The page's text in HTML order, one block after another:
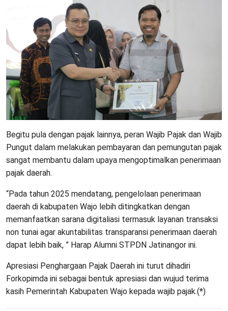
Begitu pula dengan pajak lainnya, peran Wajib Pajak dan Wajib
Pungut dalam melakukan pembayaran dan pemungutan pajak
sangat membantu dalam upaya mengoptimalkan penerimaan
pajak daerah.
“Pada tahun 2025 mendatang, pengelolaan penerimaan
daerah di kabupaten Wajo lebih ditingkatkan dengan
memanfaatkan sarana digitaliasi termasuk layanan transaksi
non tunai agar akuntabilitas transparansi penerimaan daerah
dapat lebih baik, ” Harap Alumni STPDN Jatinangor ini.
Apresiasi Penghargaan Pajak Daerah ini turut dihadiri
Forkopimda ini sebagai bentuk apresiasi dan wujud terima
kasih Pemerintah Kabupaten Wajo kepada wajib pajak.(*)